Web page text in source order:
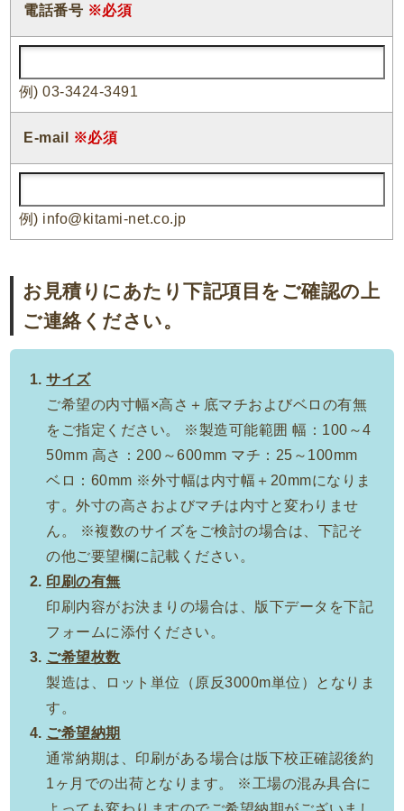
電話番号 ※必須
例) 03-3424-3491
E-mail ※必須
例) info@kitami-net.co.jp
お見積りにあたり下記項目をご確認の上
ご連絡ください。
サイズ
ご希望の内寸幅×高さ＋底マチおよびベロの有無
をご指定ください。 ※製造可能範囲 幅：100～4
50mm 高さ：200～600mm マチ：25～100mm
ベロ：60mm ※外寸幅は内寸幅＋20mmになりま
す。外寸の高さおよびマチは内寸と変わりませ
ん。 ※複数のサイズをご検討の場合は、下記そ
の他ご要望欄に記載ください。
印刷の有無
印刷内容がお決まりの場合は、版下データを下記
フォームに添付ください。
ご希望枚数
製造は、ロット単位（原反3000m単位）となりま
す。
ご希望納期
通常納期は、印刷がある場合は版下校正確認後約
1ヶ月での出荷となります。 ※工場の混み具合に